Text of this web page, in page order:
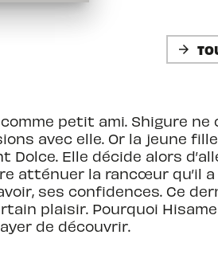
arrow_forward
petit ami. Shigure
avec elle. Or la jeune
Dolce. Elle décide alors
atténuer la rancœur qu’il a
ses confidences. Ce
plaisir. Pourquoi
de découvrir.